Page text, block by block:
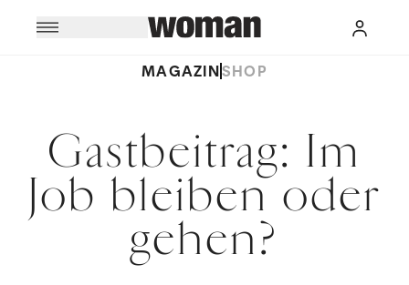
MAGAZINSHOP
Gastbeitrag: Im
Job bleiben oder
gehen?